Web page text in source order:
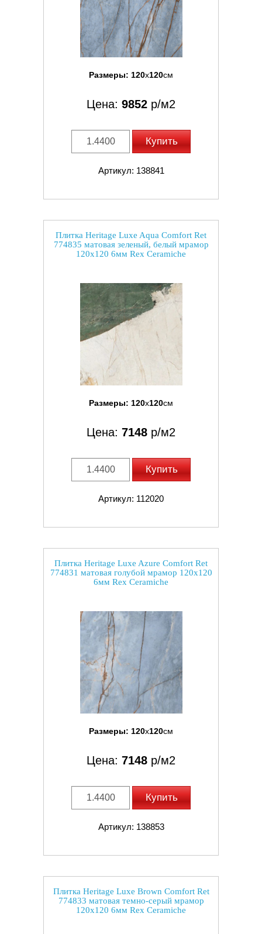
Размеры: 120x120см
Цена: 9852 р/м2
Купить
Артикул: 138841
Плитка Heritage Luxe Aqua Comfort Ret
774835 матовая зеленый, белый мрамор
120x120 6мм Rex Ceramiche
Размеры: 120x120см
Цена: 7148 р/м2
Купить
Артикул: 112020
Плитка Heritage Luxe Azure Comfort Ret
774831 матовая голубой мрамор 120x120
6мм Rex Ceramiche
Размеры: 120x120см
Цена: 7148 р/м2
Купить
Артикул: 138853
Плитка Heritage Luxe Brown Comfort Ret
774833 матовая темно-серый мрамор
120x120 6мм Rex Ceramiche